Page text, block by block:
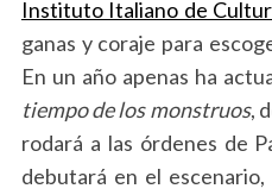
Instituto Italiano de
ganas y coraje para
En un año apenas ha
tiempo de los monstruos,
rodará a las órdenes de
debutará en el escenario,